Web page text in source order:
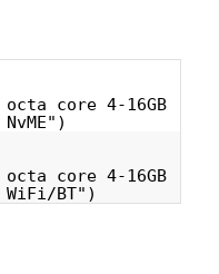
octa core 4-16GB
NvME")
octa core 4-16GB
WiFi/BT")